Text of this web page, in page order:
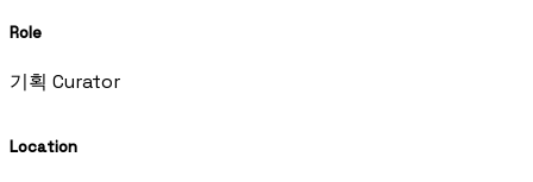
Role
기획 Curator
Location